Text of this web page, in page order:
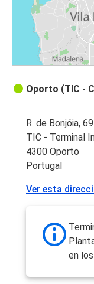
Oporto (TIC -
R. de Bonjóia,
TIC - Terminal
4300 Oporto
Portugal
Ver esta
en